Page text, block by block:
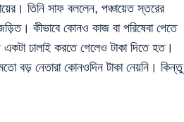
তিনি সাফ বললেন, পঞ্চায়েত স্তরের
কীভাবে কোনও কাজ বা পরিষেবা পেতে
ঢালাই করতে গেলেও টাকা দিতে হত।
বড় নেতারা কোনওদিন টাকা নেয়নি। কিন্তু